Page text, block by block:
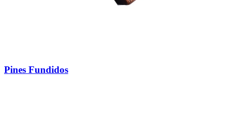
Pines Fundidos